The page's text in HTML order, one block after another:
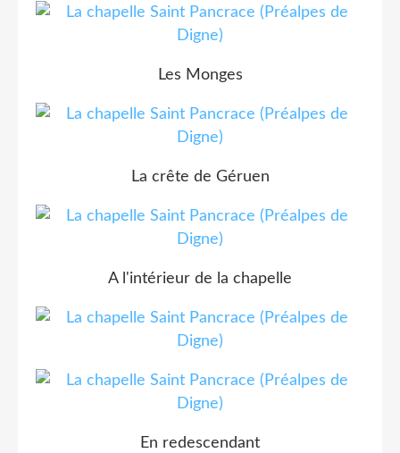
Les Monges
La crête de Géruen
A l'intérieur de la chapelle
En redescendant